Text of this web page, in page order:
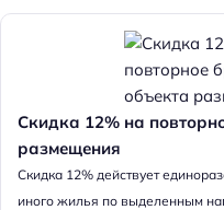
Скидка 12% на
размещения
Cкидка 12% действует
иного жилья по выделенным